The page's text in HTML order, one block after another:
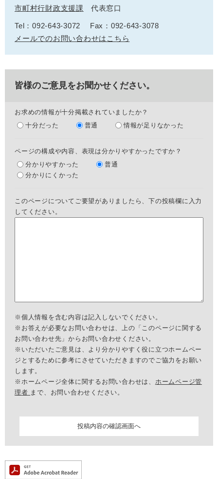
市町村行財政支援課 代表窓口
Tel：092-643-3072
Fax：092-643-3078
メールでのお問い合わせはこちら
皆様のご意見をお聞かせください。
お求めの情報が十分掲載されていましたか？
十分だった
普通 情報が足りなかった
ページの構成や内容、表現は分かりやすかったですか？
分かりやすかった
普通
分かりにくかった
このページについてご要望がありましたら、下の投稿欄に入力
してください。
※個人情報を含む内容は記入しないでください。
※お答えが必要なお問い合わせは、上の「このページに関する
お問い合わせ先」からお問い合わせください。
※いただいたご意見は、より分かりやすく役に立つホームペー
ジとするために参考にさせていただきますのでご協力をお願い
します。
※ホームページ全体に関するお問い合わせは、 ホームページ管
理者 まで、お問い合わせください。